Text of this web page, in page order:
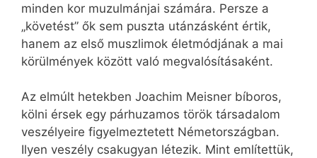
minden kor muzulmánjai számára. Persze a
„követést” ők sem puszta utánzásként értik,
hanem az első muszlimok életmódjának a mai
körülmények között való megvalósításaként.
Az elmúlt hetekben Joachim Meisner bíboros,
kölni érsek egy párhuzamos török társadalom
veszélyeire figyelmeztetett Németországban.
Ilyen veszély csakugyan létezik. Mint említettük,